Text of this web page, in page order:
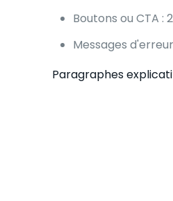
Boutons ou CTA
Messages
Paragraphes